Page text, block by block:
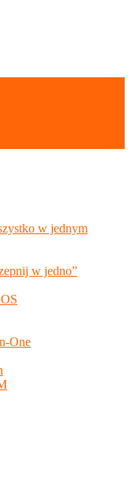
w jednym
w jedno”
One